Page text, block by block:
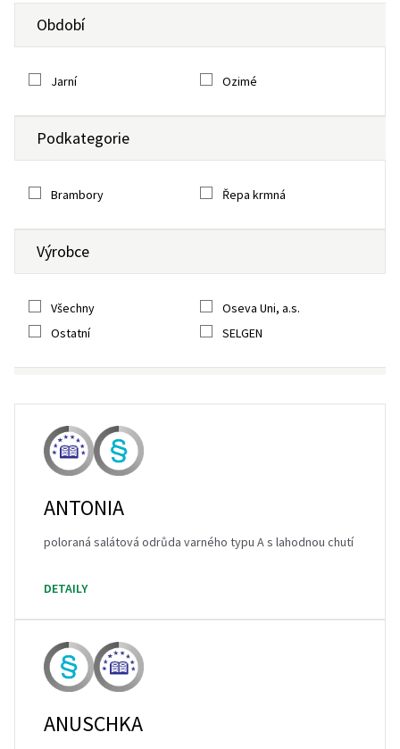
Období
Jarní Ozimé
Podkategorie
Brambory Řepa krmná
Výrobce
Všechny
Oseva Uni, a.s.
Ostatní
SELGEN
ANTONIA
poloraná salátová odrůda varného typu A s lahodnou chutí
DETAILY
ANUSCHKA